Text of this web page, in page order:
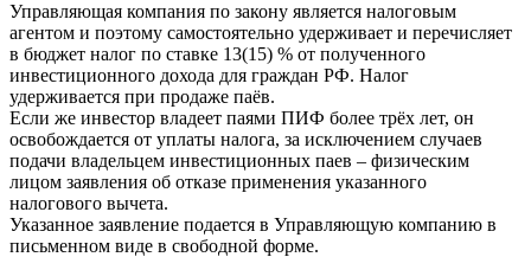
Управляющая компания по закону является налоговым
агентом и поэтому самостоятельно удерживает и перечисляет
в бюджет налог по ставке 13(15) % от полученного
инвестиционного дохода для граждан РФ. Налог
удерживается при продаже паёв.
Если же инвестор владеет паями ПИФ более трёх лет, он
освобождается от уплаты налога, за исключением случаев
подачи владельцем инвестиционных паев – физическим
лицом заявления об отказе применения указанного
налогового вычета.
Указанное заявление подается в Управляющую компанию в
письменном виде в свободной форме.